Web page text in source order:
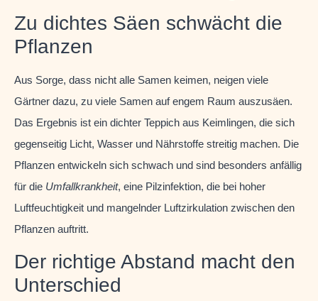
Zu dichtes Säen schwächt die
Pflanzen
Aus Sorge, dass nicht alle Samen keimen, neigen viele
Gärtner dazu, zu viele Samen auf engem Raum auszusäen.
Das Ergebnis ist ein dichter Teppich aus Keimlingen, die sich
gegenseitig Licht, Wasser und Nährstoffe streitig machen. Die
Pflanzen entwickeln sich schwach und sind besonders anfällig
für die Umfallkrankheit, eine Pilzinfektion, die bei hoher
Luftfeuchtigkeit und mangelnder Luftzirkulation zwischen den
Pflanzen auftritt.
Der richtige Abstand macht den
Unterschied